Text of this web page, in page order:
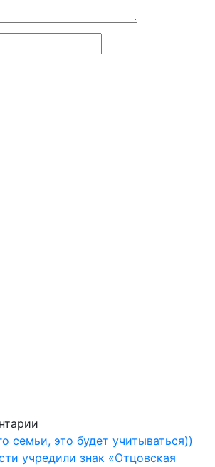
семьи, это будет учитываться))
учредили знак «Отцовская